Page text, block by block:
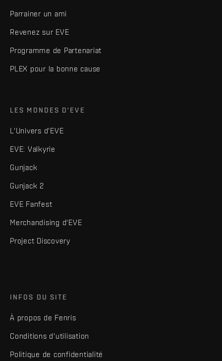
Parrainer un ami
Revenez sur EVE
Programme de Partenariat
PLEX pour la bonne cause
LES MONDES D'EVE
L'Univers d'EVE
EVE: Valkyrie
Gunjack
Gunjack 2
EVE Fanfest
Merchandising d'EVE
Project Discovery
INFOS DU SITE
À propos de Fenris
Conditions d'utilisation
Politique de confidentialité